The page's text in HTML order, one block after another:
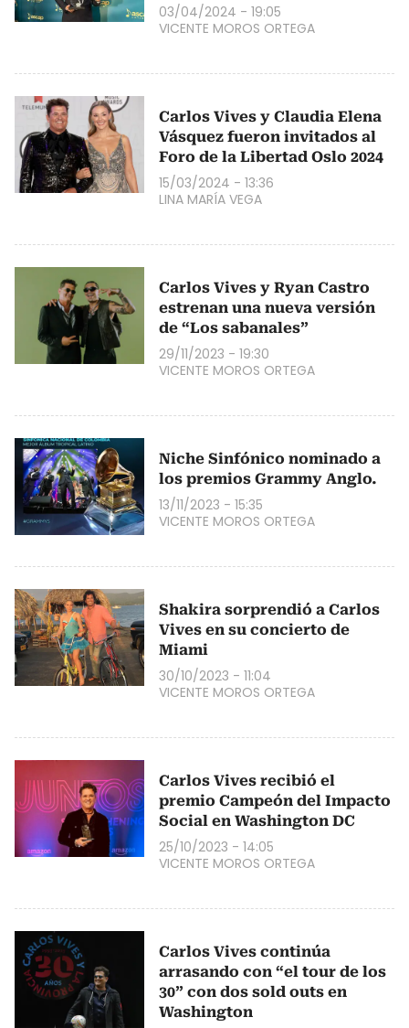
03/04/2024 - 19:05
VICENTE MOROS ORTEGA
Carlos Vives y Claudia Elena
Vásquez fueron invitados al
Foro de la Libertad Oslo 2024
15/03/2024 - 13:36
LINA MARÍA VEGA
Carlos Vives y Ryan Castro
estrenan una nueva versión
de “Los sabanales”
29/11/2023 - 19:30
VICENTE MOROS ORTEGA
Niche Sinfónico nominado a
los premios Grammy Anglo.
13/11/2023 - 15:35
VICENTE MOROS ORTEGA
Shakira sorprendió a Carlos
Vives en su concierto de
Miami
30/10/2023 - 11:04
VICENTE MOROS ORTEGA
Carlos Vives recibió el
premio Campeón del Impacto
Social en Washington DC
25/10/2023 - 14:05
VICENTE MOROS ORTEGA
Carlos Vives continúa
arrasando con “el tour de los
30” con dos sold outs en
Washington